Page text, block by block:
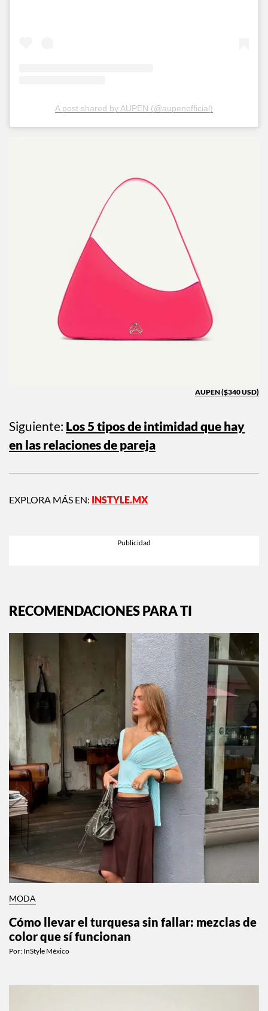
A post shared by AUPEN (@aupenofficial)
AUPEN ($340 USD)
Siguiente: Los 5 tipos de intimidad que hay
en las relaciones de pareja
EXPLORA MÁS EN: INSTYLE.MX
RECOMENDACIONES PARA TI
MODA
Cómo llevar el turquesa sin fallar: mezclas de
color que sí funcionan
Por: InStyle México